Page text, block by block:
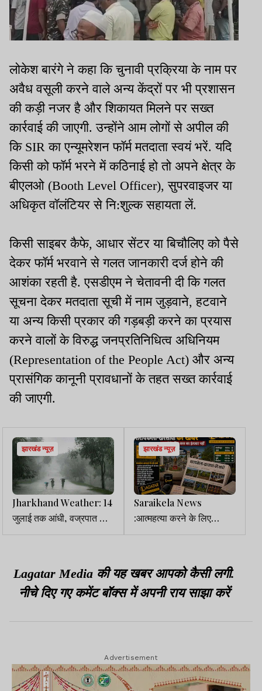
लोकेश बारंगे ने कहा कि चुनावी प्रक्रिया के नाम पर
अवैध वसूली करने वाले अन्य केंद्रों पर भी प्रशासन
की कड़ी नजर है और शिकायत मिलने पर सख्त
कार्रवाई की जाएगी. उन्होंने आम लोगों से अपील की
कि SIR का एन्यूमरेशन फॉर्म मतदाता स्वयं भरें. यदि
किसी को फॉर्म भरने में कठिनाई हो तो अपने क्षेत्र के
बीएलओ (Booth Level Officer), सुपरवाइजर या
अधिकृत वॉलंटियर से नि:शुल्क सहायता लें.
किसी साइबर कैफे, आधार सेंटर या बिचौलिए को पैसे
देकर फॉर्म भरवाने से गलत जानकारी दर्ज होने की
आशंका रहती है. एसडीएम ने चेतावनी दी कि गलत
सूचना देकर मतदाता सूची में नाम जुड़वाने, हटवाने
या अन्य किसी प्रकार की गड़बड़ी करने का प्रयास
करने वालों के विरुद्ध जनप्रतिनिधित्व अधिनियम
(Representation of the People Act) और अन्य
प्रासंगिक कानूनी प्रावधानों के तहत सख्त कार्रवाई
की जाएगी.
झारखंड न्यूज़
Jharkhand Weather: 14
जुलाई तक आंधी, वज्रपात और
तेज हवा के साथ बारिश का
झारखंड न्यूज़
Saraikela News
:आत्महत्या करने के लिए
उकसाने का फरार आरोपी
Lagatar Media की यह खबर आपको कैसी लगी.
नीचे दिए गए कमेंट बॉक्स में अपनी राय साझा करें
Advertisement